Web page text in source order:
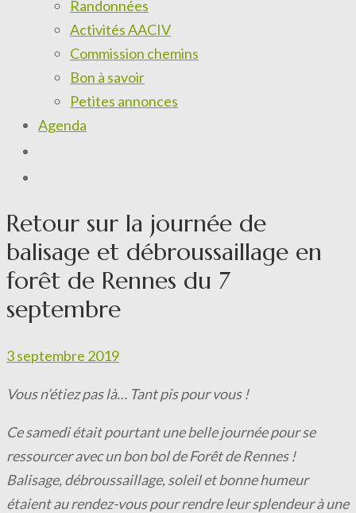
Randonnées
Activités AACIV
Commission chemins
Bon à savoir
Petites annonces
Agenda
Retour sur la journée de
balisage et débroussaillage en
forêt de Rennes du 7
septembre
3 septembre 2019
Vous n’étiez pas là… Tant pis pour vous !
Ce samedi était pourtant une belle journée pour se
ressourcer avec un bon bol de Forêt de Rennes !
Balisage, débroussaillage, soleil et bonne humeur
étaient au rendez-vous pour rendre leur splendeur à une